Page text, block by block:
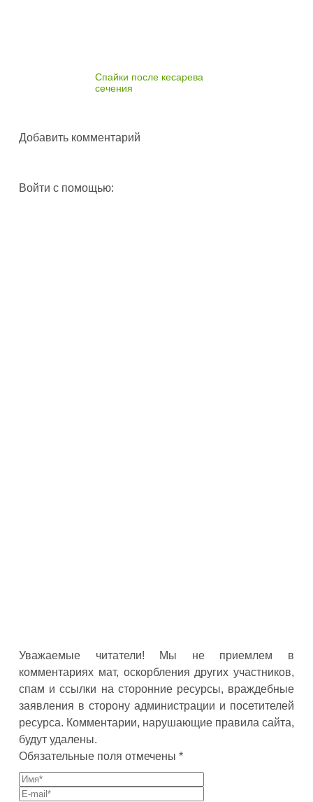
Спайки после кесарева
сечения
Добавить комментарий
Войти с помощью:
Уважаемые читатели! Мы не приемлем в
комментариях мат, оскорбления других участников,
спам и ссылки на сторонние ресурсы, враждебные
заявления в сторону администрации и посетителей
ресурса. Комментарии, нарушающие правила сайта,
будут удалены.
Обязательные поля отмечены *